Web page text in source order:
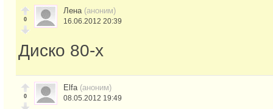
0
Лена (аноним)
16.06.2012 20:39
Диско 80-х
0
Elfa (аноним)
08.05.2012 19:49